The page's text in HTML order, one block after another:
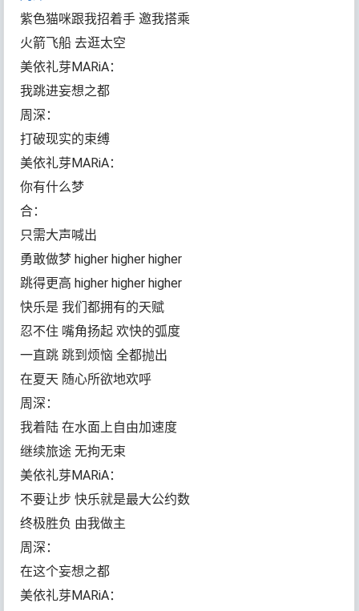
紫色猫咪跟我招着手 邀我搭乘
火箭飞船 去逛太空
美依礼芽MARiA：
我跳进妄想之都
周深：
打破现实的束缚
美依礼芽MARiA：
你有什么梦
合：
只需大声喊出
勇敢做梦 higher higher higher
跳得更高 higher higher higher
快乐是 我们都拥有的天赋
忍不住 嘴角扬起 欢快的弧度
一直跳 跳到烦恼 全都抛出
在夏天 随心所欲地欢呼
周深：
我着陆 在水面上自由加速度
继续旅途 无拘无束
美依礼芽MARiA：
不要让步 快乐就是最大公约数
终极胜负 由我做主
周深：
在这个妄想之都
美依礼芽MARiA：